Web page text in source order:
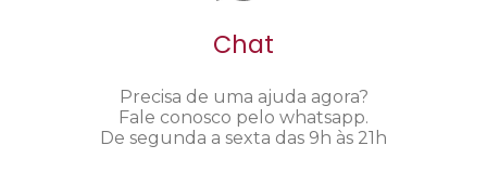
Chat
Precisa de uma ajuda agora?
Fale conosco pelo whatsapp.
De segunda a sexta das 9h às 21h